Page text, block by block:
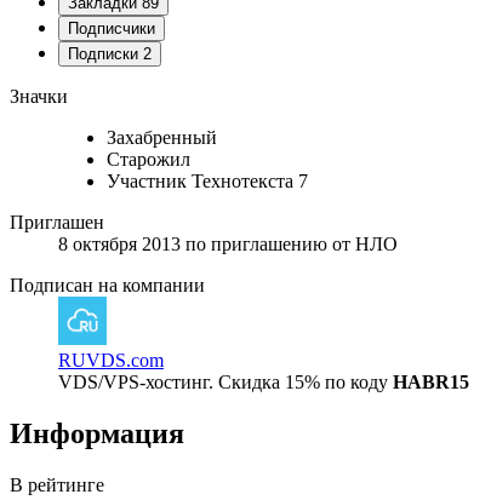
Подписчики
Подписки 2
Значки
Захабренный
Старожил
Участник Технотекста 7
Приглашен
8 октября 2013 по приглашению от НЛО
Подписан на компании
RUVDS.com
VDS/VPS-хостинг. Скидка 15% по коду HABR15
Информация
В рейтинге